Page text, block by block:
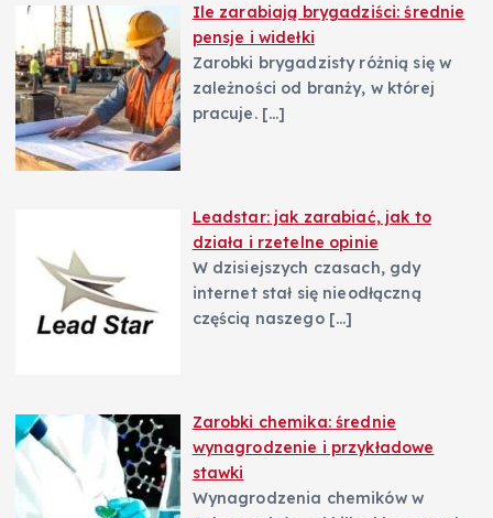
Ile zarabiają brygadziści: średnie
pensje i widełki
Zarobki brygadzisty różnią się w
zależności od branży, w której
pracuje. […]
Leadstar: jak zarabiać, jak to
działa i rzetelne opinie
W dzisiejszych czasach, gdy
internet stał się nieodłączną
częścią naszego […]
Zarobki chemika: średnie
wynagrodzenie i przykładowe
stawki
Wynagrodzenia chemików w